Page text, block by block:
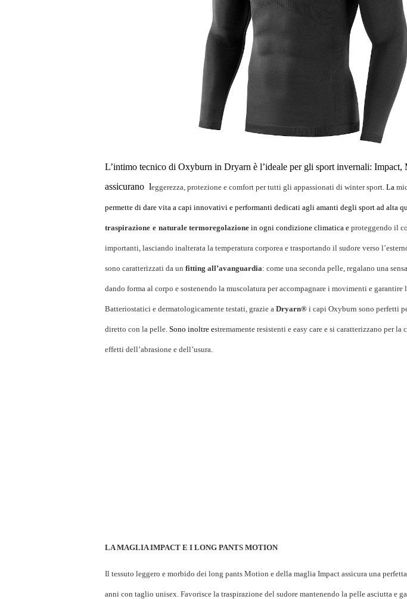
L’intimo tecnico di Oxyburn in Dryarn è l’ideale per gli sport invernali: Impact,
assicurano leggerezza, protezione e comfort per tutti gli appassionati di winter sport. La
permette di dare vita a capi innovativi e performanti dedicati agli amanti degli sport ad alta
traspirazione e naturale termoregolazione in ogni condizione climatica e proteggendo il
importanti, lasciando inalterata la temperatura corporea e trasportando il sudore verso
sono caratterizzati da un fitting all’avanguardia: come una seconda pelle, regalano una
dando forma al corpo e sostenendo la muscolatura per accompagnare i movimenti e
Batteriostatici e dermatologicamente testati, grazie a Dryarn® i capi Oxyburn sono perfetti
diretto con la pelle. Sono inoltre estremamente resistenti e easy care e si caratterizzano per
effetti dell’abrasione e dell’usura.
LA MAGLIA IMPACT E I LONG PANTS MOTION
Il tessuto leggero e morbido dei long pants Motion e della maglia Impact assicura una
anni con taglio unisex. Favorisce la traspirazione del sudore mantenendo la pelle asciutta e